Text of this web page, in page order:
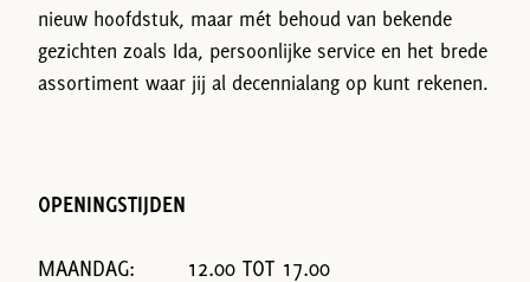
nieuw hoofdstuk, maar mét behoud van bekende
gezichten zoals Ida, persoonlijke service en het brede
assortiment waar jij al decennialang op kunt rekenen.
OPENINGSTIJDEN
MAANDAG: 12.00 TOT 17.00